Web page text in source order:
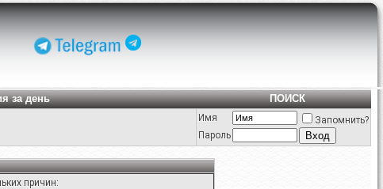
за день
ПОИСК
Имя
Запомнить?
Пароль
причин: